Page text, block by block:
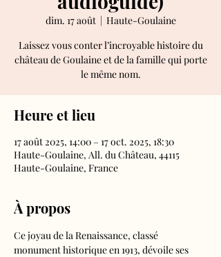
dim. 17 août
  |
Haute-Goulaine
Laissez vous conter l’incroyable histoire du
château de Goulaine et de la famille qui porte
le même nom.
Heure et lieu
17 août 2025, 14:00 – 17 oct. 2025, 18:30
Haute-Goulaine, All. du Château, 44115
Haute-Goulaine, France
À propos
Ce joyau de la Renaissance, classé
monument historique en 1913, dévoile ses